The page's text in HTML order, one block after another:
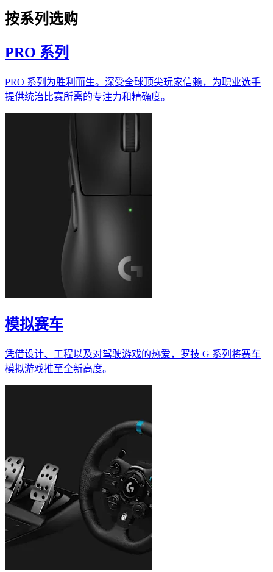
按系列选购
PRO 系列
PRO 系列为胜利而生。深受全球顶尖玩家信赖，为职业选手
提供统治比赛所需的专注力和精确度。
模拟赛车
凭借设计、工程以及对驾驶游戏的热爱，罗技 G 系列将赛车
模拟游戏推至全新高度。